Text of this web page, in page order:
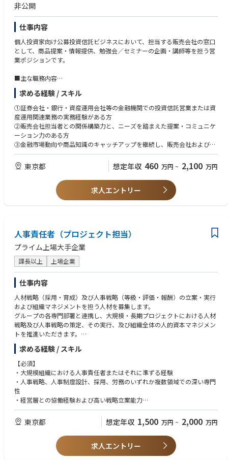
求められるより広範な技術的知識と経験：
・セキュリティとプロセスのマルチデプロイメントが重要なデジタル領域
での大規模な配信のためのエンタープライズレベルのソフトウェアの経験
要因。
・大規模なクラウドベースのテクノロジーとクラウドソリューションの専
門家。AWS およびオンプレミスクラウドを含み、クラウド開発の最新動向
を把握しています。
・プラットフォームとしての銀行サービス、動的コンテンツ管理、ソーシ
ャルメディアチャネル (Line、X (Twitter)、Instagram、LinkedIn など) など
のデジタル関連テクノロジーに関する確かな知識。・
チャネルアプリケーションと統合コンポーネント、一般的なデジタルおよ
び従来の統合テクノロジーを理解しています。
・主要なシステムアーキテクチャコンポーネントを特定し、展開の障害を
取り除くソリューションをチームが構築できるよう提案および支援しま
す。
非公開
仕事内容
個人投資家向け公募投資信託ビジネスにおいて、担当する販売会社の窓口
として、商品提案・情報提供、勉強会／セミナーの企画・講師等を担う営
業ポジションです。
■主な職務内容
①販売会社本部への当社投資信託の提案および情報提供
②販売会社本部・支店向け勉強会の企画・実施
③投資家向けセミナーの講師
■キャリアアップの方向
・営業担当者として経験を積み、営業成果を上げていただきます。
・職務遂行状況が良好であり、組織マネジメントに関する資質があると判
・本人の希望や適性に応じて、投資信託関連の他業務（例：商品企画、マ
ーケティング等）に挑戦することも可能です。
求める経験 / スキル
①証券会社・銀行・資産運用会社等の金融機関での投資信託営業または資
産運用関連業務の実務経験がある方
②販売会社担当者との関係構築力と、ニーズを踏まえた提案・コミュニケ
ーション力のある方
③金融市場動向や商品知識のキャッチアップを継続し、販売会社および投
資家向けに当社商品の魅力を訴求することができる方
④基本的なPCスキルをお持ちの方（PowerPointでのスライド作成、Excel
での表・グラフ作成）
⑤証券アナリスト、ファイナンシャルプランナー等の資格保有があれば尚
東京都 想定年収 460 万円 ~ 2,100 万円
求人エントリー
人事責任者（プロジェクト担当）
プライム上場大手企業
課長以上 上場企業
仕事内容
人材戦略（採用・育成）及び人事戦略（等級・評価・報酬）の立案・実行
および組織マネジメントを担う人材を募集します。
グループの各専門部署と連携し、大規模・長期プロジェクトにおける人材
戦略及び人事戦略の策定、その実行、及び組織全体の人的資本マネジメン
トを推進いただきます。
（採用）
・大規模を想定した採用戦略の立案・実行（国内外）
・エグゼクティブ採用及びキーポジションの確保
（人事戦略・制度）
・人事制度（等級・評価・報酬）の設計・導入
（人材開発・カルチャー）
・人材開発及び育成体系の構築
・企業文化・バリューの策定及び浸透施策の推進
求める経験 / スキル
【必須】
・大規模組織における人事責任者またはそれに準ずる経験
・人事戦略、人事制度設計、採用、労務のいずれか複数領域での深い専門
性
・経営層との協働経験および高い戦略立案能力
・優れたリーダーシップ、コミュニケーション能力、意思決定力
・TOEIC730点以上
【歓迎】
・数千人規模の採用・組織立ち上げ経験
・ホテル、エンターテイメント、B to C業界での人事経験
・外資系企業またはグローバル企業での人事経験
東京都 想定年収 1,500 万円 ~ 2,000 万円
求人エントリー